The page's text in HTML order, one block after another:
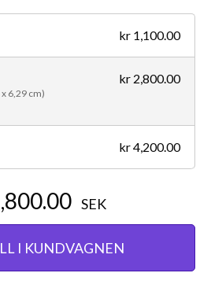
kr 1,100.00
6,29 cm)
kr 2,800.00
kr 4,200.00
SEK
I KUNDVAGNEN